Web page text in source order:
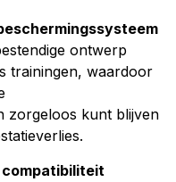
ontwerp
trainingen, waardoor
zorgeloos kunt blijven